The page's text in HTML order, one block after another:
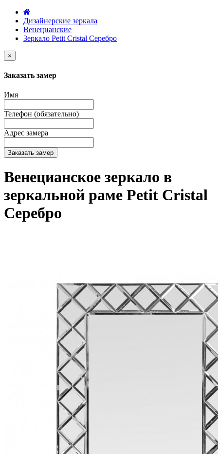
Дизайнерские зеркала
Венецианские
Зеркало Petit Cristal Серебро
×
Заказать замер
Имя
Телефон (обязательно)
Адрес замера
Заказать замер
Венецианское зеркало в
зеркальной раме Petit Cristal
Серебро